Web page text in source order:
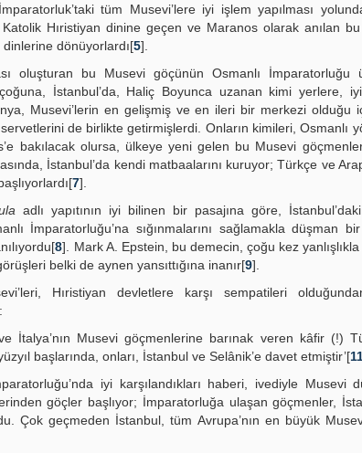
tüm Musevi’lere iyi işlem yapılması
Hıristiyan dinine geçen ve Maranos olarak anılan bu
dinlerine dönüyorlardı[5].
oluşturan bu Musevi göçünün Osmanlı İmparatorluğu
İstanbul’da, Haliç Boyunca uzanan kimi yerlere,
Musevi’lerin en gelişmiş ve en ileri bir merkezi olduğu
de birlikte getirmişlerdi. Onların kimileri, Osmanlı
bakılacak olursa, ülkeye yeni gelen bu Musevi göçmenler,
İstanbul’da kendi matbaalarını kuruyor; Türkçe ve
7].
adlı yapıtının iyi bilinen bir pasajına göre,
İmparatorluğu’na sığınmalarını sağlamakla
8]. Mark A. Epstein, bu demecin, çoğu kez
belki de aynen yansıttığına inanır[9].
Hıristiyan devletlere karşı sempatileri
İtalya’nın Musevi göçmenlerine barınak veren kâfir (!)
başlarında, onları, İstanbul ve Selânik’e davet etmiştir’[
iyi karşılandıkları haberi, ivediyle Musevi
göçler başlıyor; İmparatorluğa ulaşan göçmenler,
Çok geçmeden İstanbul, tüm Avrupa’nın en büyük